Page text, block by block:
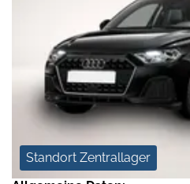
Standort Zentrallager